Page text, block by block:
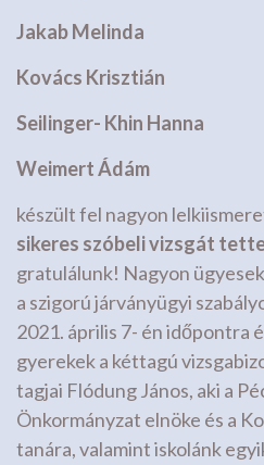
Jakab Melinda
Kovács Krisztián
Seilinger- Khin Hanna
Weimert Ádám
készült fel nagyon
sikeres szóbeli vizsgát
gratulálunk! Nagyon
a szigorú járványügyi
2021. április 7- én időpontra
gyerekek a kéttagú
tagjai Flódung János, aki a
Önkormányzat elnöke és a
tanára, valamint iskolánk